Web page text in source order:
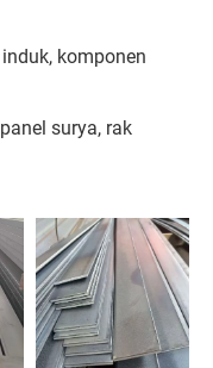
komponen
surya, rak